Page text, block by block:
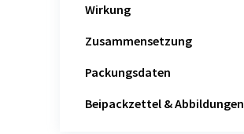
Wirkung
Zusammensetzung
Packungsdaten
Beipackzettel & Abbildungen